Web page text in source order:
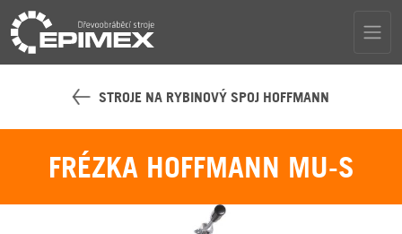
STROJE NA RYBINOVÝ SPOJ HOFFMANN
FRÉZKA HOFFMANN MU-S